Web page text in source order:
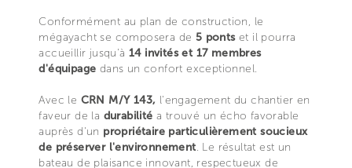
Conformément au plan de construction, le
mégayacht se composera de 5 pontset il pourra
accueillir jusqu'à 14 invités et 17 membres
d'équipage dans un confort exceptionnel.
Avec le CRN M/Y 143, l'engagement du chantier en
faveur de la durabilité a trouvé un écho favorable
auprès d'un propriétaire particulièrement soucieux
de préserver l'environnement. Le résultat est un
bateau de plaisance innovant, respectueux de